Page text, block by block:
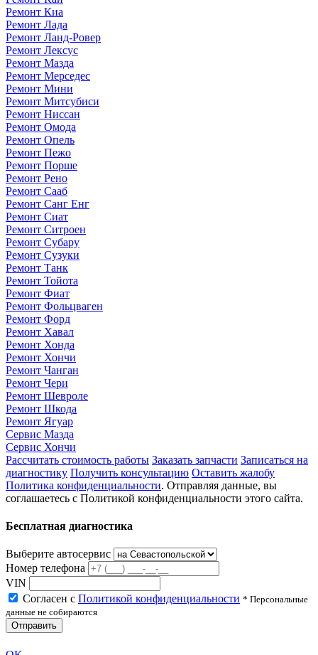
Ремонт Киа
Ремонт Лада
Ремонт Ланд-Ровер
Ремонт Лексус
Ремонт Мазда
Ремонт Мерседес
Ремонт Мини
Ремонт Митсубиси
Ремонт Ниссан
Ремонт Омода
Ремонт Опель
Ремонт Пежо
Ремонт Порше
Ремонт Рено
Ремонт Сааб
Ремонт Санг Енг
Ремонт Сиат
Ремонт Ситроен
Ремонт Субару
Ремонт Сузуки
Ремонт Танк
Ремонт Тойота
Ремонт Фиат
Ремонт Фольцваген
Ремонт Форд
Ремонт Хавал
Ремонт Хонда
Ремонт Хончи
Ремонт Чанган
Ремонт Чери
Ремонт Шевроле
Ремонт Шкода
Ремонт Ягуар
Сервис Мазда
Сервис Хончи
Рассчитать стоимость работы Заказать запчасти Записаться на
диагностику Получить консультацию Оставить жалобу
Политика конфиденциальности. Отправляя данные, вы
соглашаетесь с Политикой конфиденциальности этого сайта.
Бесплатная диагностика
Выберите автосервис
Номер телефона
VIN
Согласен с Политикой конфиденциальности * Персональные
данные не собираются
Отправить